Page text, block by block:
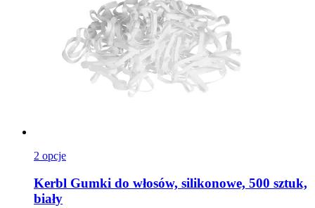
2 opcje
Kerbl Gumki do włosów, silikonowe, 500 sztuk,
biały